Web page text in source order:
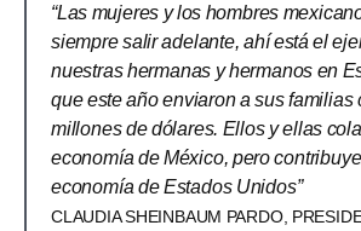
“Las mujeres y los hombres
siempre salir adelante, ahí está el
nuestras hermanas y hermanos en
que este año enviaron a sus familias
millones de dólares. Ellos y ellas
economía de México, pero
economía de Estados Unidos”
CLAUDIA SHEINBAUM PARDO,